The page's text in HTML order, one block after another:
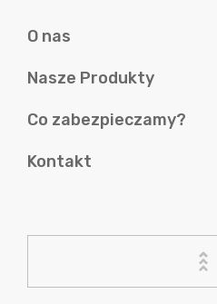
O nas
Nasze Produkty
Co zabezpieczamy?
Kontakt